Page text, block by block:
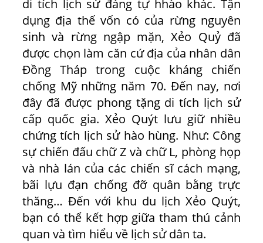
di tích lịch sử đáng tự hhào khác. Tận
dụng địa thế vốn có của rừng nguyên
sinh và rừng ngập mặn, Xẻo Quỷ đã
được chọn làm căn cứ địa của nhân dân
Đồng Tháp trong cuộc kháng chiến
chống Mỹ những năm 70. Đến nay, nơi
đây đã được phong tặng di tích lịch sử
cấp quốc gia. Xẻo Quýt lưu giữ nhiều
chứng tích lịch sử hào hùng. Như: Công
sự chiến đấu chữ Z và chữ L, phòng họp
và nhà lán của các chiến sĩ cách mạng,
bãi lựu đạn chống đỡ quân bằng trực
thăng… Đến với khu du lịch Xẻo Quýt,
bạn có thể kết hợp giữa tham thú cảnh
quan và tìm hiểu về lịch sử dân ta.